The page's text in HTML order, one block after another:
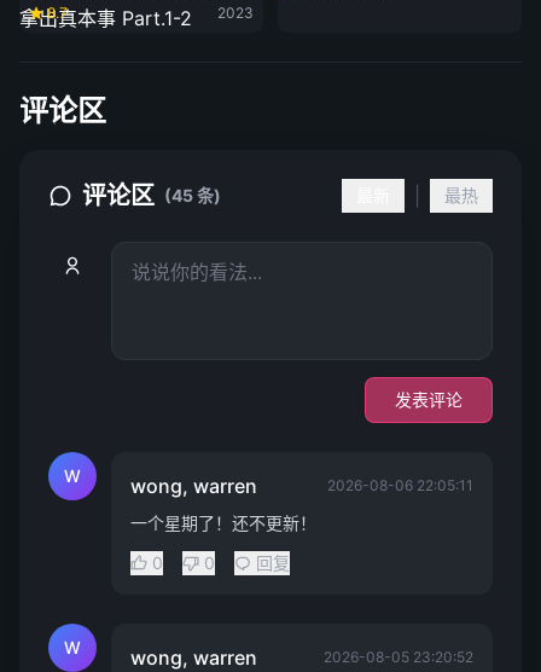
8.7
2023
评论区
评论区 (45 条) 最热
发表评论
W wong, warren 2026-08-06 22:05:11
一个星期了！还不更新！
0
0 回复
W wong, warren 2026-08-05 23:20:52